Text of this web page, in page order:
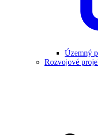
Územný
Rozvojové